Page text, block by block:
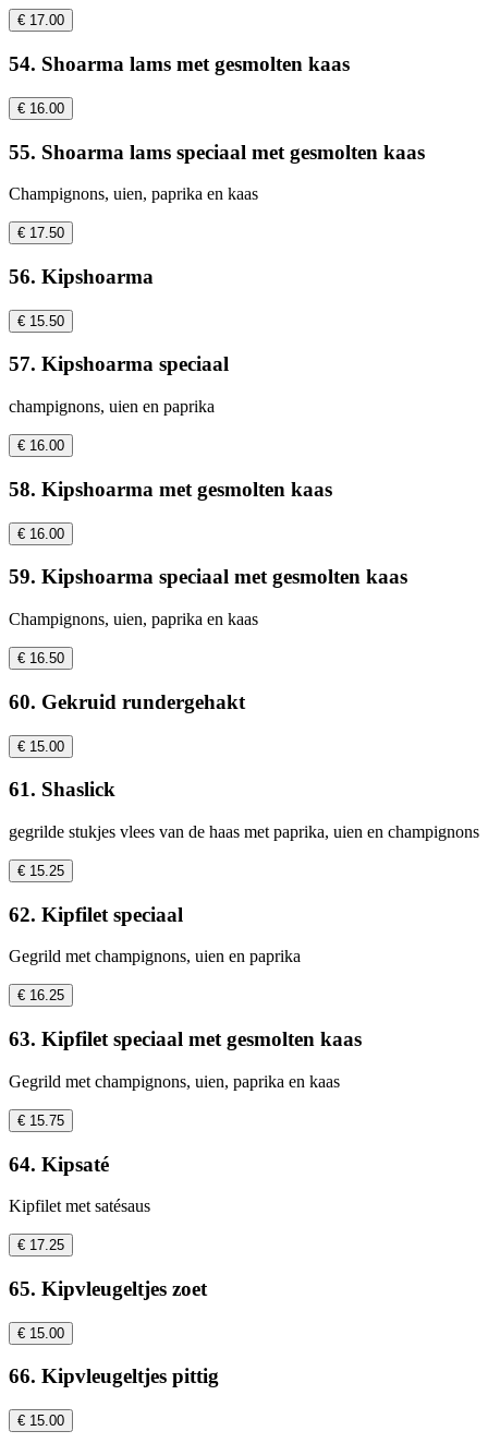
€ 17.00
54. Shoarma lams met gesmolten kaas
€ 16.00
55. Shoarma lams speciaal met gesmolten kaas
Champignons, uien, paprika en kaas
€ 17.50
56. Kipshoarma
€ 15.50
57. Kipshoarma speciaal
champignons, uien en paprika
€ 16.00
58. Kipshoarma met gesmolten kaas
€ 16.00
59. Kipshoarma speciaal met gesmolten kaas
Champignons, uien, paprika en kaas
€ 16.50
60. Gekruid rundergehakt
€ 15.00
61. Shaslick
gegrilde stukjes vlees van de haas met paprika, uien en champignons
€ 15.25
62. Kipfilet speciaal
Gegrild met champignons, uien en paprika
€ 16.25
63. Kipfilet speciaal met gesmolten kaas
Gegrild met champignons, uien, paprika en kaas
€ 15.75
64. Kipsaté
Kipfilet met satésaus
€ 17.25
65. Kipvleugeltjes zoet
€ 15.00
66. Kipvleugeltjes pittig
€ 15.00